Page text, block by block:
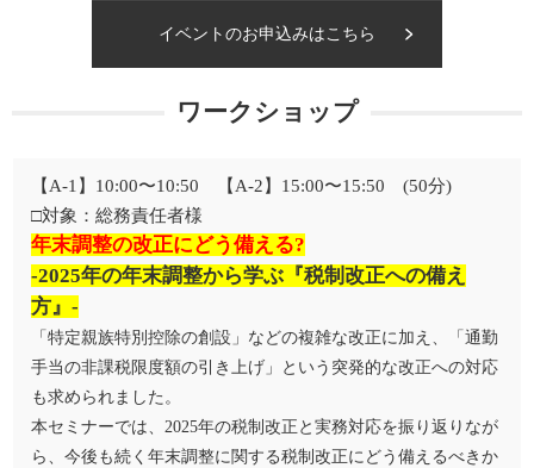
イベントのお申込みはこちら
ワークショップ
【A-1】10:00〜10:50 【A-2】15:00〜15:50 (50分)
□対象：総務責任者様
年末調整の改正にどう備える?
-2025年の年末調整から学ぶ『税制改正への備え
方』-
「特定親族特別控除の創設」などの複雑な改正に加え、「通勤
手当の非課税限度額の引き上げ」という突発的な改正への対応
も求められました。
本セミナーでは、2025年の税制改正と実務対応を振り返りなが
ら、今後も続く年末調整に関する税制改正にどう備えるべきか